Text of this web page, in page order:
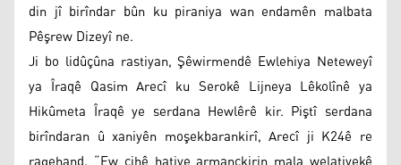
din jî birîndar bûn ku piraniya wan endamên malbata
Pêşrew Dizeyî ne.
Ji bo lidûçûna rastiyan, Şêwirmendê Ewlehiya Neteweyî
ya Îraqê Qasim Arecî ku Serokê Lijneya Lêkolînê ya
Hikûmeta Îraqê ye serdana Hewlêrê kir. Piştî serdana
birîndaran û xaniyên moşekbarankirî, Arecî ji K24ê re